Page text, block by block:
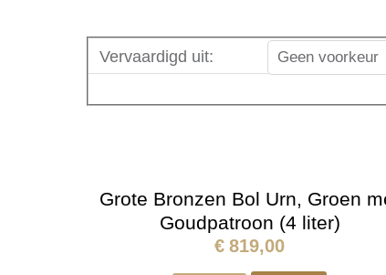
Vervaardigd uit: Geen voorkeur
Grote Bronzen Bol Urn, Groen
Goudpatroon (4 liter)
€ 819,00